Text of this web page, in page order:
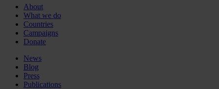
About
What we do
Countries
Campaigns
Donate
News
Blog
Press
Publications